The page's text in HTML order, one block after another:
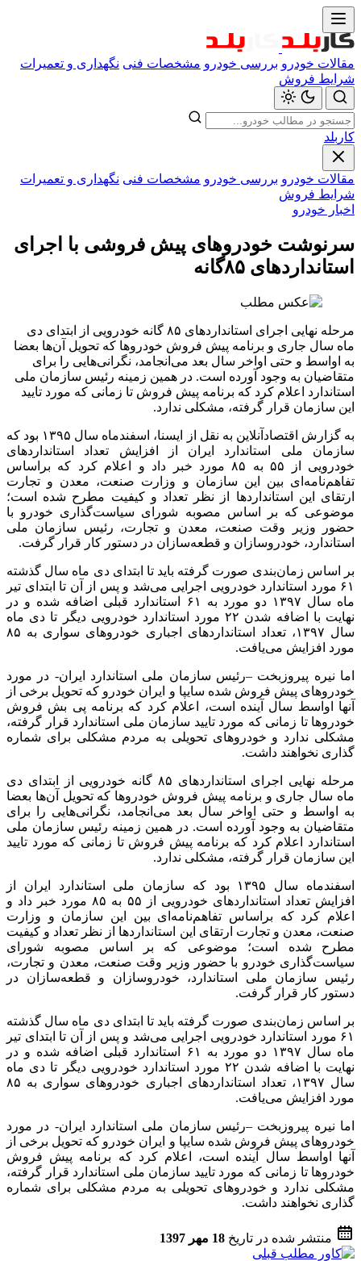
مقالات خودرو بررسی خودرو مشخصات فنی نگهداری و تعمیرات
شرایط فروش
کاربلد
مقالات خودرو بررسی خودرو مشخصات فنی نگهداری و تعمیرات
شرایط فروش
اخبار خودرو
سرنوشت خودروهای پیش فروشی با اجرای
استانداردهای ۸۵گانه
مرحله نهایی اجرای استانداردهای ۸۵ گانه خودرویی از ابتدای دی
ماه سال جاری و برنامه پیش فروش خودروها که تحویل آن‌ها بعضا
به اواسط و حتی اواخر سال بعد می‌انجامد، نگرانی‌هایی را برای
متقاضیان به وجود آورده است. در همین زمینه رئیس سازمان ملی
استاندارد اعلام کرد که برنامه پیش فروش تا زمانی که مورد تایید
این سازمان قرار گرفته، مشکلی ندارد.
به گزارش اقتصادآنلاین به نقل از ایسنا، اسفندماه سال ۱۳۹۵ بود که
سازمان ملی استاندارد ایران از افزایش تعداد استانداردهای
خودرویی از ۵۵ به ۸۵ مورد خبر داد و اعلام کرد که براساس
تفاهم‌نامه‌ای بین این سازمان و وزارت صنعت، معدن و تجارت
ارتقای این استانداردها از نظر تعداد و کیفیت مطرح شده است؛
موضوعی که بر اساس مصوبه شورای سیاست‌گذاری خودرو با
حضور وزیر وقت صنعت، معدن و تجارت، رئیس سازمان ملی
استاندارد، خودروسازان و قطعه‌سازان در دستور کار قرار گرفت.
بر اساس زمان‌بندی صورت گرفته باید تا ابتدای دی ماه سال گذشته
۶۱ مورد استاندارد خودرویی اجرایی می‌شد و پس از آن تا ابتدای تیر
ماه سال ۱۳۹۷ دو مورد به ۶۱ استاندارد قبلی اضافه شده و در
نهایت با اضافه شدن ۲۲ مورد استاندارد خودرویی دیگر تا دی ماه
سال ۱۳۹۷، تعداد استانداردهای اجباری خودروهای سواری به ۸۵
مورد افزایش می‌یافت.
اما نیره پیروزبخت –رئیس سازمان ملی استاندارد ایران- در مورد
خودروهای پیش فروش شده سایپا و ایران خودرو که تحویل برخی از
آنها اواسط سال آینده است، اعلام کرد که برنامه پی بش فروش
خودروها تا زمانی که مورد تایید سازمان ملی استاندارد قرار گرفته،
مشکلی ندارد و خودروهای تحویلی به مردم مشکلی برای شماره
گذاری نخواهند داشت.
مرحله نهایی اجرای استانداردهای ۸۵ گانه خودرویی از ابتدای دی
ماه سال جاری و برنامه پیش فروش خودروها که تحویل آن‌ها بعضا
به اواسط و حتی اواخر سال بعد می‌انجامد، نگرانی‌هایی را برای
متقاضیان به وجود آورده است. در همین زمینه رئیس سازمان ملی
استاندارد اعلام کرد که برنامه پیش فروش تا زمانی که مورد تایید
این سازمان قرار گرفته، مشکلی ندارد.
اسفندماه سال ۱۳۹۵ بود که سازمان ملی استاندارد ایران از
افزایش تعداد استانداردهای خودرویی از ۵۵ به ۸۵ مورد خبر داد و
اعلام کرد که براساس تفاهم‌نامه‌ای بین این سازمان و وزارت
صنعت، معدن و تجارت ارتقای این استانداردها از نظر تعداد و کیفیت
مطرح شده است؛ موضوعی که بر اساس مصوبه شورای
سیاست‌گذاری خودرو با حضور وزیر وقت صنعت، معدن و تجارت،
رئیس سازمان ملی استاندارد، خودروسازان و قطعه‌سازان در
دستور کار قرار گرفت.
بر اساس زمان‌بندی صورت گرفته باید تا ابتدای دی ماه سال گذشته
۶۱ مورد استاندارد خودرویی اجرایی می‌شد و پس از آن تا ابتدای تیر
ماه سال ۱۳۹۷ دو مورد به ۶۱ استاندارد قبلی اضافه شده و در
نهایت با اضافه شدن ۲۲ مورد استاندارد خودرویی دیگر تا دی ماه
سال ۱۳۹۷، تعداد استانداردهای اجباری خودروهای سواری به ۸۵
مورد افزایش می‌یافت.
اما نیره پیروزبخت –رئیس سازمان ملی استاندارد ایران- در مورد
خودروهای پیش فروش شده سایپا و ایران خودرو که تحویل برخی از
آنها اواسط سال آینده است، اعلام کرد که برنامه پیش فروش
خودروها تا زمانی که مورد تایید سازمان ملی استاندارد قرار گرفته،
مشکلی ندارد و خودروهای تحویلی به مردم مشکلی برای شماره
گذاری نخواهند داشت.
منتشر شده در تاریخ 18 مهر 1397